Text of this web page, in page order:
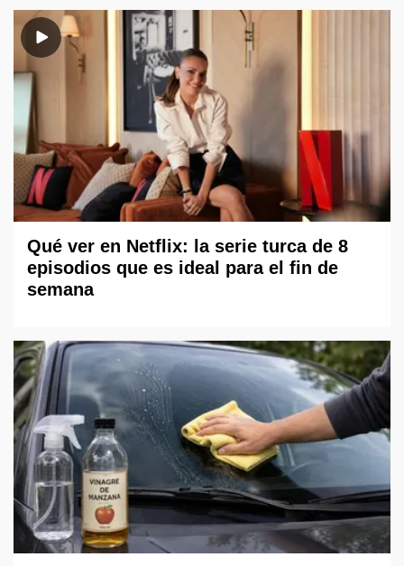
Qué ver en Netflix: la serie turca de 8
episodios que es ideal para el fin de
semana